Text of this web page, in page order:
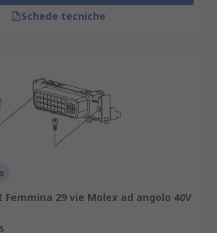
secondo trasmettitore. Questo
aumenta la larghezza di
LCD, proiettori, televisori,
apparecchiature con display
Schede tecniche
29 vie Molex ad angolo 40V